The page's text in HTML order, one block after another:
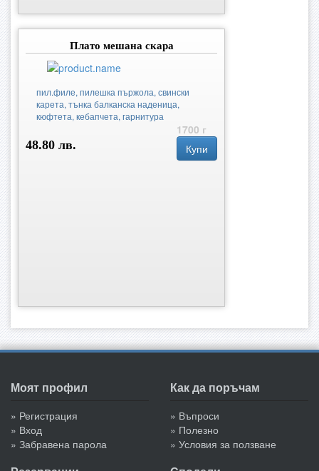
Плато мешана скара
пил.филе, пилешка пържола, свински
карета, тънка балканска наденица,
кюфтета, кебапчета, гарнитура
1700 г
48.80 лв.
Купи
Моят профил
» Регистрация
» Вход
» Забравена парола
Как да поръчам
» Въпроси
» Полезно
» Условия за ползване